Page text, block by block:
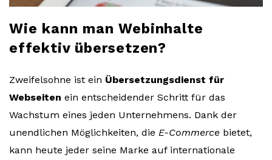
l
o
g
Wie kann man Webinhalte
effektiv übersetzen?
Zweifelsohne ist ein Übersetzungsdienst für
Webseiten ein entscheidender Schritt für das
Wachstum eines jeden Unternehmens. Dank der
unendlichen Möglichkeiten, die E-Commerce bietet,
kann heute jeder seine Marke auf internationale